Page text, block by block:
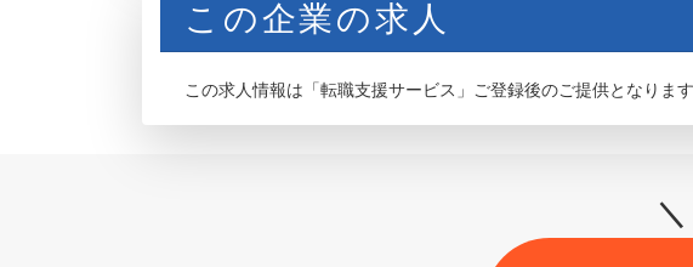
この企業の求人
この求人情報は「転職支援サービス」ご登録後のご提供となります